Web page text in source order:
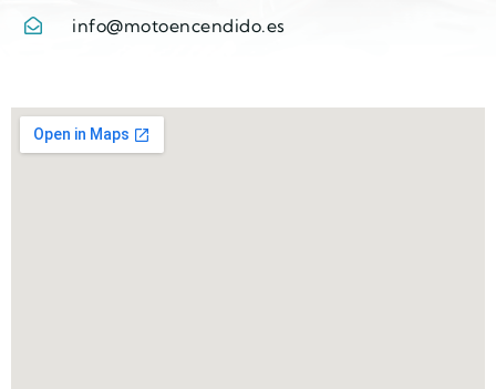
info@motoencendido.es